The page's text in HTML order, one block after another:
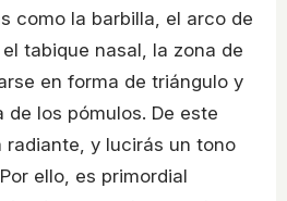
como la barbilla, el arco de
tabique nasal, la zona de
en forma de triángulo y
de los pómulos. De este
radiante, y lucirás un tono
ello, es primordial